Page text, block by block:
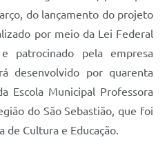
do lançamento do projeto
por meio da Lei Federal
patrocinado pela empresa
desenvolvido por quarenta
Escola Municipal Professora
do São Sebastião, que foi
de Cultura e Educação.